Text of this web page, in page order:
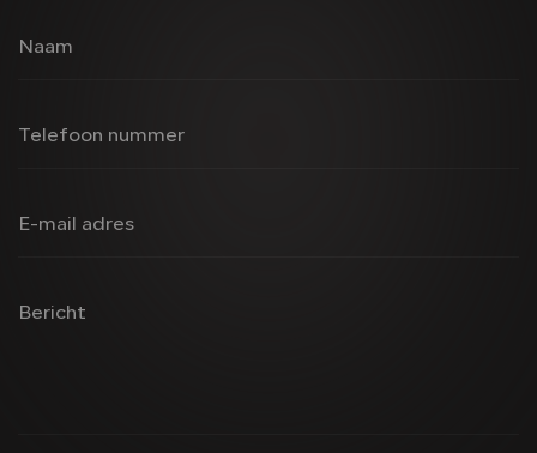
Naam
Telefoon nummer
E-mail adres
Bericht